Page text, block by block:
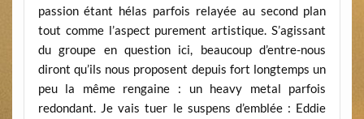
passion étant hélas parfois relayée au second plan
tout comme l’aspect purement artistique. S’agissant
du groupe en question ici, beaucoup d’entre-nous
diront qu’ils nous proposent depuis fort longtemps un
peu la même rengaine : un heavy metal parfois
redondant. Je vais tuer le suspens d’emblée : Eddie